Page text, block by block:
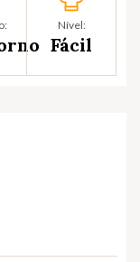
Nível:
Fácil